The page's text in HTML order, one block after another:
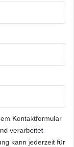
Kontaktformular
verarbeitet
kann jederzeit für